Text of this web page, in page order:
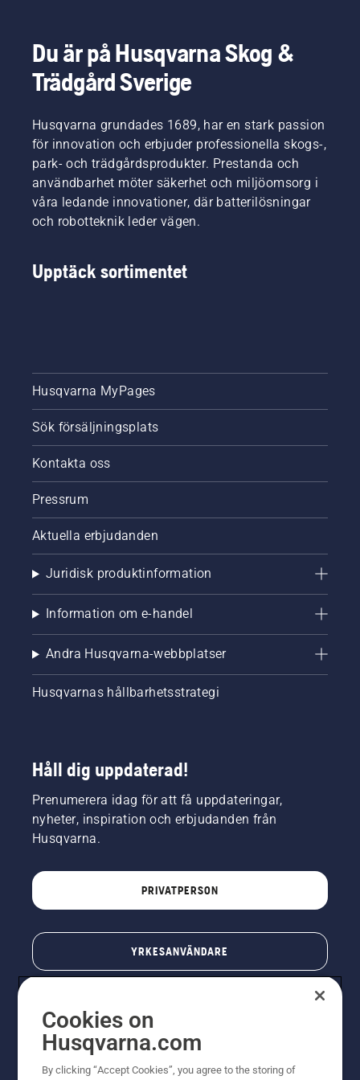
Du är på Husqvarna Skog &
Trädgård Sverige
Husqvarna grundades 1689, har en stark passion
för innovation och erbjuder professionella skogs-,
park- och trädgårdsprodukter. Prestanda och
användbarhet möter säkerhet och miljöomsorg i
våra ledande innovationer, där batterilösningar
och robotteknik leder vägen.
Upptäck sortimentet
Husqvarna MyPages
Sök försäljningsplats
Kontakta oss
Pressrum
Aktuella erbjudanden
Juridisk produktinformation
Information om e-handel
Andra Husqvarna-webbplatser
Husqvarnas hållbarhetsstrategi
Håll dig uppdaterad!
Prenumerera idag för att få uppdateringar,
nyheter, inspiration och erbjudanden från
Husqvarna.
PRIVATPERSON
YRKESANVÄNDARE
Cookies on
Husqvarna.com
By clicking “Accept Cookies”, you agree to the storing of